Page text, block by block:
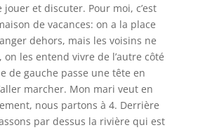
et discuter. Pour moi, c’est
de vacances: on a la place
dehors, mais les voisins ne
les entend vivre de l’autre côté
de gauche passe une tête en
marcher. Mon mari veut en
nous partons à 4. Derrière
par dessus la rivière qui est